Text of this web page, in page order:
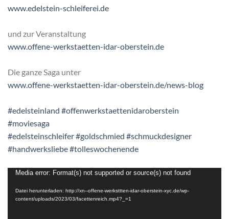
www.edelstein-schleiferei.de
und zur Veranstaltung
www.offene-werkstaetten-idar-oberstein.de
Die ganze Saga unter
www.offene-werkstaetten-idar-oberstein.de/news-blog
#edelsteinland #offenwerkstaettenidaroberstein
#moviesaga
#edelsteinschleifer#goldschmied #schmuckdesigner
#handwerksliebe#tolleswochenende
Video-
Player
Media error: Format(s) not supported or source(s) not found
Datei herunterladen: http://xn--offene-werksttten-idar-oberstein-xyc.de/wp-
content/uploads/2023/03/facettenreich.mp4?_=1